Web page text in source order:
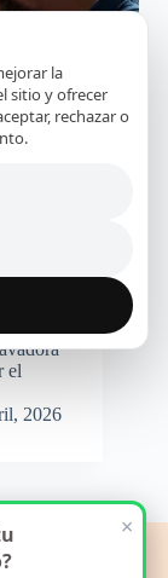
el
2026
a
la
sitio y ofrecer
rechazar o
×